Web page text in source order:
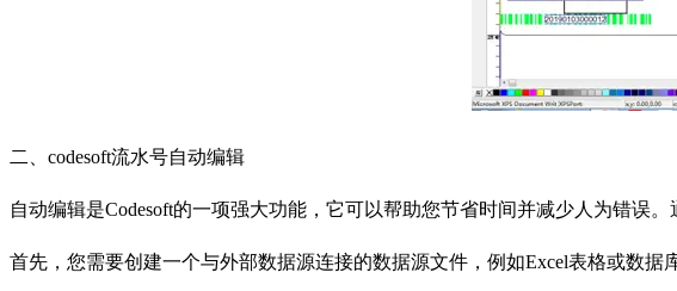
二、codesoft流水号自动编辑
自动编辑是Codesoft的一项强大功能，它可以帮助您节省时间并减少人为错误
首先，您需要创建一个与外部数据源连接的数据源文件，例如Excel表格或数据库